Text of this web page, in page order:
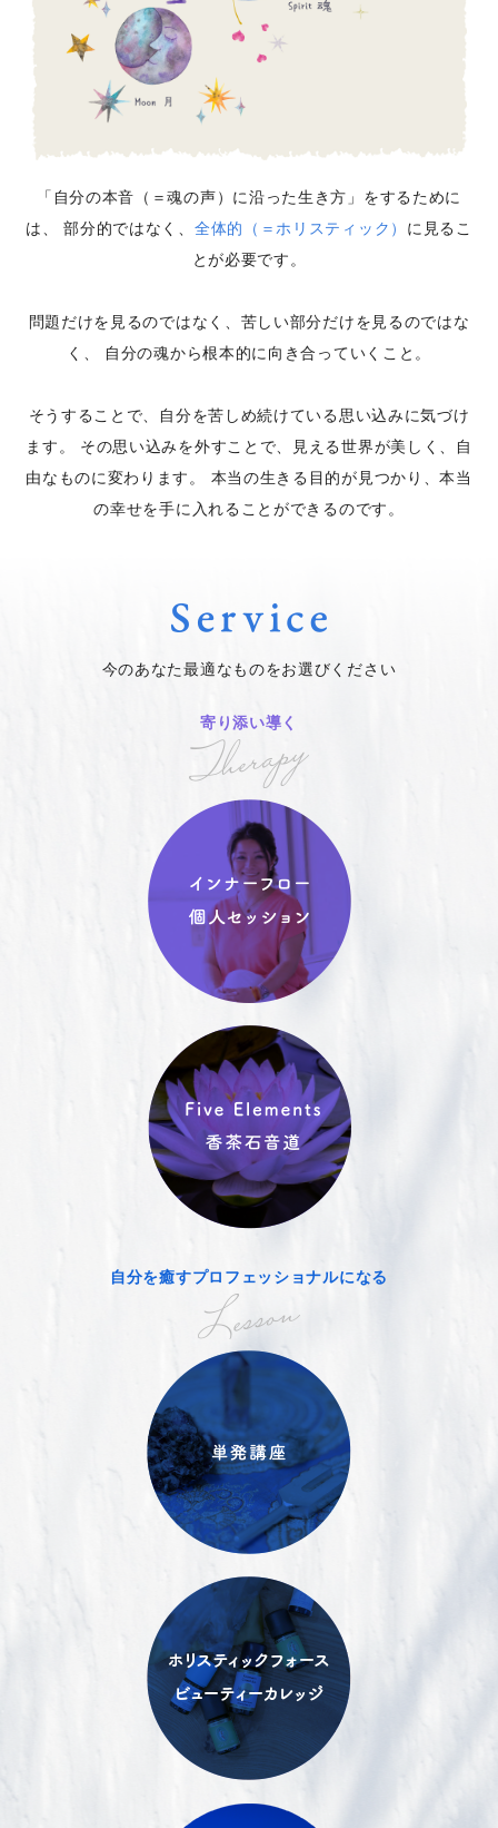
「自分の本音（＝魂の声）に沿った生き方」をするために
は、
部分的ではなく、 全体的（＝ホリスティック） に見るこ
とが必要です。
問題だけを見るのではなく、苦しい部分だけを見るのではな
く、
自分の魂から根本的に向き合っていくこと。
そうすることで、自分を苦しめ続けている思い込みに気づけ
ます。
その思い込みを外すことで、見える世界が美しく、自
由なものに変わります。
本当の生きる目的が見つかり、本当
の幸せを手に入れることができるのです。
今のあなた最適なものをお選びください
寄り添い導く
自分を癒すプロフェッショナルになる